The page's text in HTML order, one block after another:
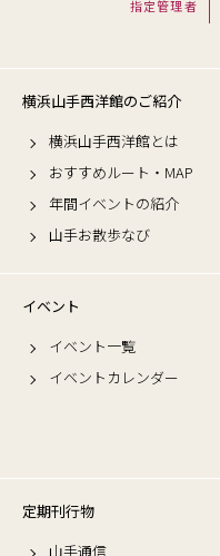
指定管理者
横浜山手西洋館のご紹介
横浜山手西洋館とは
おすすめルート・MAP
年間イベントの紹介
山手お散歩なび
イベント
イベント一覧
イベントカレンダー
定期刊行物
山手通信